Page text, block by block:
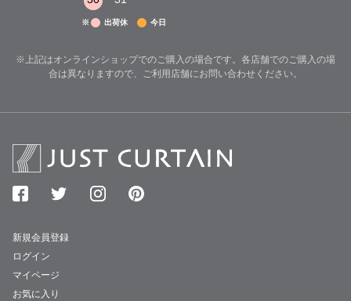
※ 出荷休 今日
※上記はオンラインショップでのご購入の場合です。各店舗でのご購入の場
合は異なりますので、ご利用店舗にお問い合わせください。
新規会員登録
ログイン
マイページ
お気に入り